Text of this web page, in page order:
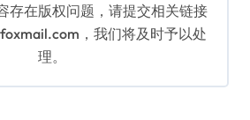
存在版权问题，请提交相关链接
，我们将及时予以处
理。